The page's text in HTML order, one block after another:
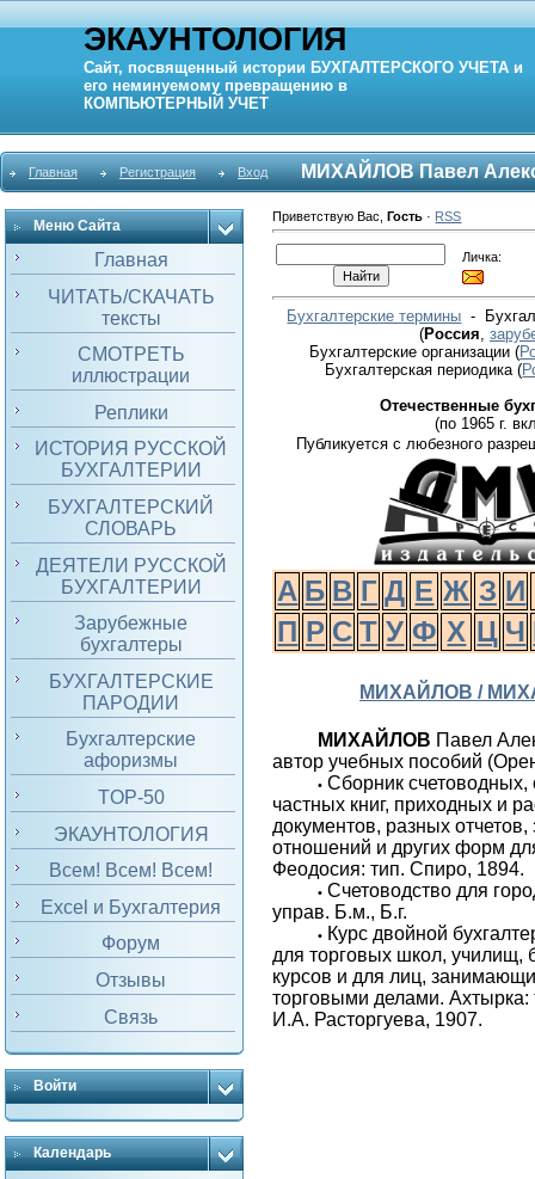
ЭКАУНТОЛОГИЯ
Сайт, посвященный истории БУХГАЛТЕРСКОГО УЧЕТА и
его неминуемому превращению в
КОМПЬЮТЕРНЫЙ УЧЕТ
Главная Регистрация Вход МИХАЙЛОВ Павел
Меню Сайта
Главная
ЧИТАТЬ/СКАЧАТЬ
тексты
СМОТРЕТЬ
иллюстрации
Реплики
ИСТОРИЯ РУССКОЙ
БУХГАЛТЕРИИ
БУХГАЛТЕРСКИЙ
СЛОВАРЬ
ДЕЯТЕЛИ РУССКОЙ
БУХГАЛТЕРИИ
Зарубежные
бухгалтеры
БУХГАЛТЕРСКИЕ
ПАРОДИИ
Бухгалтерские
афоризмы
TOP-50
ЭКАУНТОЛОГИЯ
Всем! Всем! Всем!
Excel и Бухгалтерия
Форум
Отзывы
Связь
Войти
Календарь
Приветствую Вас ,Гость · RSS
Личка:
Бухгалтерские термины -
(Россия
Бухгалтерские организации (
Бухгалтерская периодика(
Отечественные
(по 1965 г.
Публикуется с любезного
А Б В Г Д Е Ж З И
П Р С Т У Ф Х Ц Ч
МИХАЙЛОВ /
МИХАЙЛОВ Павел
автор учебных пособий
• Сборник счетоводных,
частных книг, приходных и
документов, разных
отношений и других форм
Феодосия: тип. Спиро, 1894.
• Счетоводство для
управ. Б.м., Б.г.
• Курс двойной
для торговых школ, училищ,
курсов и для лиц,
торговыми делами. Ахтырка:
И.А. Расторгуева, 1907.